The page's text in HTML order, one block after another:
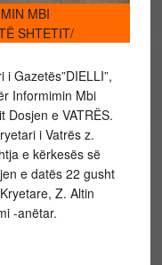
MBI
SHTETIT/
Gazetës”DIELLI”,
Informimin Mbi
Dosjen e VATRËS.
i Vatrës z.
e kërkesës së
e datës 22 gusht
Z. Altin
-anëtar.